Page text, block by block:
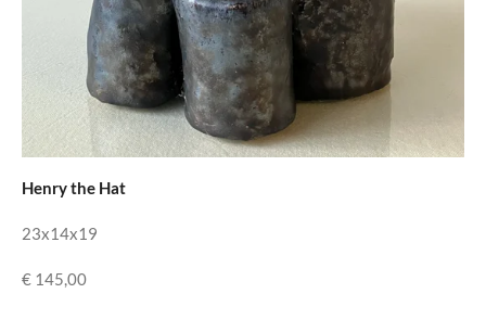
Henry the Hat
23x14x19
€ 145,00